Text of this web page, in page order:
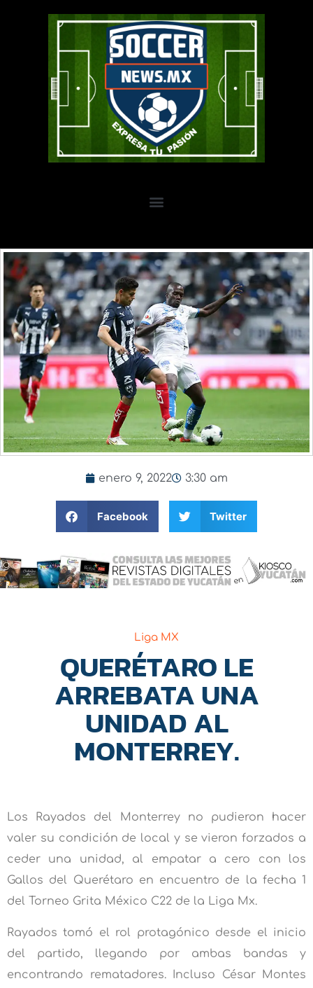
enero 9, 2022 3:30 am
Facebook Twitter
Liga MX
QUERÉTARO LE
ARREBATA UNA
UNIDAD AL
MONTERREY.
Los Rayados del Monterrey no pudieron hacer
valer su condición de local y se vieron forzados a
ceder una unidad, al empatar a cero con los
Gallos del Querétaro en encuentro de la fecha 1
del Torneo Grita México C22 de la Liga Mx.
Rayados tomó el rol protagónico desde el inicio
del partido, llegando por ambas bandas y
encontrando rematadores. Incluso César Montes